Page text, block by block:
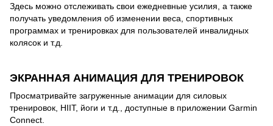
Здесь можно отслеживать свои ежедневные усилия, а также
получать уведомления об изменении веса, спортивных
программах и тренировках для пользователей инвалидных
колясок и т.д.
ЭКРАННАЯ АНИМАЦИЯ ДЛЯ ТРЕНИРОВОК
Просматривайте загруженные анимации для силовых
тренировок, HIIT, йоги и т.д., доступные в приложении Garmin
Connect.